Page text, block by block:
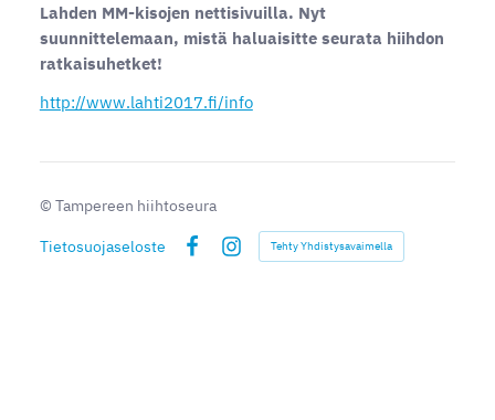
Lahden MM-kisojen nettisivuilla. Nyt
suunnittelemaan, mistä haluaisitte seurata hiihdon
ratkaisuhetket!
http://www.lahti2017.fi/info
© Tampereen hiihtoseura
Tietosuojaseloste
Instagram
Tehty Yhdistysavaimella